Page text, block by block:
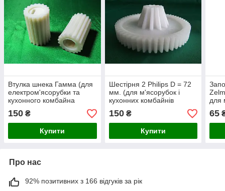
Втулка шнека Гамма (для
електром'ясорубки та
кухонного комбайна
Запобіжна вставка
Gamma)
150 ₴
Купити
Шестірня 2 Philips D = 72
мм. (для м'ясорубок і
кухонних комбайнів
Філліпс)
150₴
Купити
для
65
Про нас
92% позитивних з 166 відгуків за рік